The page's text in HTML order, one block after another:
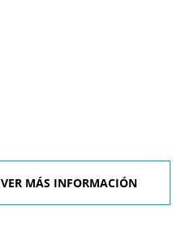
VER MÁS INFORMACIÓN